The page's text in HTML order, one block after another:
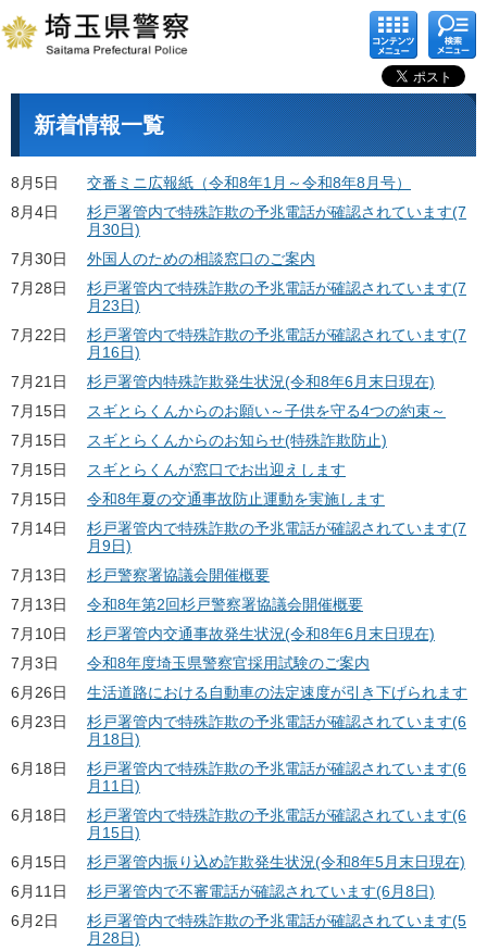
コンテ
ンツメ
ニュー
検索メ
ニュー
新着情報一覧
8月5日
交番ミニ広報紙（令和8年1月～令和8年8月号）
8月4日
杉戸署管内で特殊詐欺の予兆電話が確認されています(7
月30日)
7月30日
外国人のための相談窓口のご案内
7月28日
杉戸署管内で特殊詐欺の予兆電話が確認されています(7
月23日)
7月22日
杉戸署管内で特殊詐欺の予兆電話が確認されています(7
月16日)
7月21日
杉戸署管内特殊詐欺発生状況(令和8年6月末日現在)
7月15日
スギとらくんからのお願い～子供を守る4つの約束～
7月15日
スギとらくんからのお知らせ(特殊詐欺防止)
7月15日
スギとらくんが窓口でお出迎えします
7月15日
令和8年夏の交通事故防止運動を実施します
7月14日
杉戸署管内で特殊詐欺の予兆電話が確認されています(7
月9日)
7月13日
杉戸警察署協議会開催概要
7月13日
令和8年第2回杉戸警察署協議会開催概要
7月10日
杉戸署管内交通事故発生状況(令和8年6月末日現在)
7月3日
令和8年度埼玉県警察官採用試験のご案内
6月26日
生活道路における自動車の法定速度が引き下げられます
6月23日
杉戸署管内で特殊詐欺の予兆電話が確認されています(6
月18日)
6月18日
杉戸署管内で特殊詐欺の予兆電話が確認されています(6
月11日)
6月18日
杉戸署管内で特殊詐欺の予兆電話が確認されています(6
月15日)
6月15日
杉戸署管内振り込め詐欺発生状況(令和8年5月末日現在)
6月11日
杉戸署管内で不審電話が確認されています(6月8日)
6月2日
杉戸署管内で特殊詐欺の予兆電話が確認されています(5
月28日)